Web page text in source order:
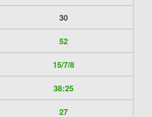
30
52
15/7/8
38:25
27